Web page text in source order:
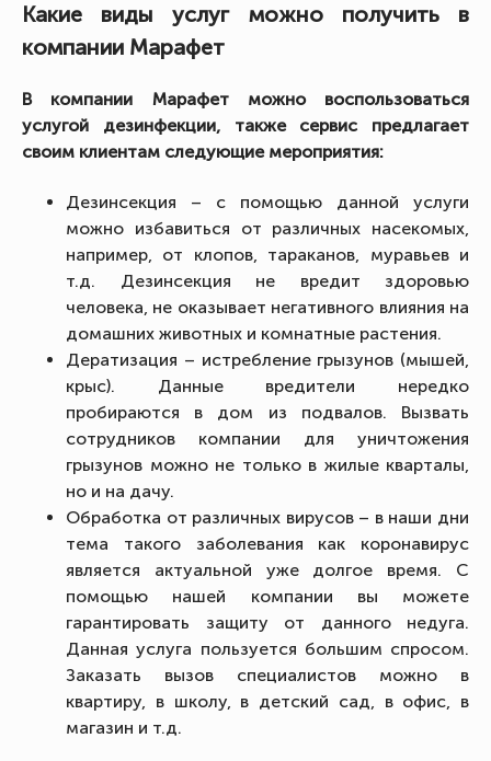
Какие виды услуг можно получить в
компании Марафет
В компании Марафет можно воспользоваться
услугой дезинфекции, также сервис предлагает
своим клиентам следующие мероприятия:
Дезинсекция – с помощью данной услуги
можно избавиться от различных насекомых,
например, от клопов, тараканов, муравьев и
т.д. Дезинсекция не вредит здоровью
человека, не оказывает негативного влияния на
домашних животных и комнатные растения.
Дератизация – истребление грызунов (мышей,
крыс). Данные вредители нередко
пробираются в дом из подвалов. Вызвать
сотрудников компании для уничтожения
грызунов можно не только в жилые кварталы,
но и на дачу.
Обработка от различных вирусов – в наши дни
тема такого заболевания как коронавирус
является актуальной уже долгое время. С
помощью нашей компании вы можете
гарантировать защиту от данного недуга.
Данная услуга пользуется большим спросом.
Заказать вызов специалистов можно в
квартиру, в школу, в детский сад, в офис, в
магазин и т.д.